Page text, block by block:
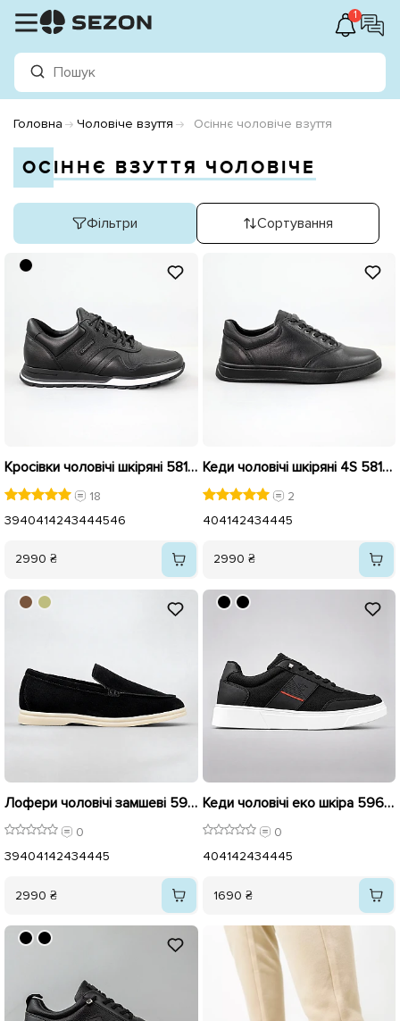
1
Головна Чоловіче взуття Осіннє чоловіче взуття
ОСІННЄ ВЗУТТЯ ЧОЛОВІЧЕ
Фільтри Сортування
Кросівки чоловічі шкіряні 581623 Чорні
18
3940414243444546
2990 ₴
Кеди чоловічі шкіряні 4S 581934 Чорні
2
404142434445
2990 ₴
Лофери чоловічі замшеві 596109 Чорні
0
39404142434445
2990 ₴
Кеди чоловічі еко шкіра 596178 Чорні
0
404142434445
1690 ₴